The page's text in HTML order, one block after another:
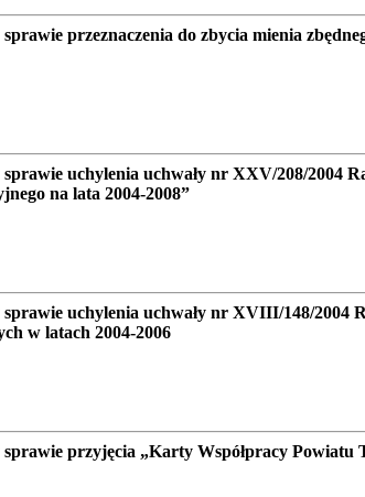
przeznaczenia do zbycia mienia
uchylenia uchwały nr XXV/208/2004
na lata 2004-2008”
uchylenia uchwały nr XVIII/148/2004
w latach 2004-2006
przyjęcia „Karty Współpracy Powiatu